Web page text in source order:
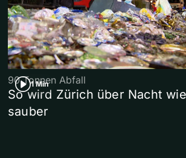
1 Min
90 Tonnen Abfall
So wird Zürich über Nacht
sauber